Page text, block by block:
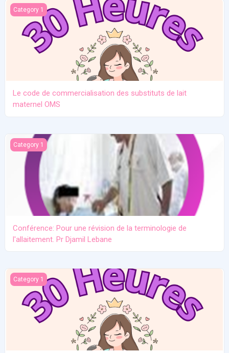
Le code de commercialisation des substituts de lait maternel
Category 1
Le code de commercialisation des substituts de lait
maternel OMS
Conférence: Pour une révision de la terminologie de l'allaitement.
Category 1
Conférence: Pour une révision de la terminologie de
l'allaitement. Pr Djamil Lebane
Les problèmes communs en allaitement maternel
Category 1